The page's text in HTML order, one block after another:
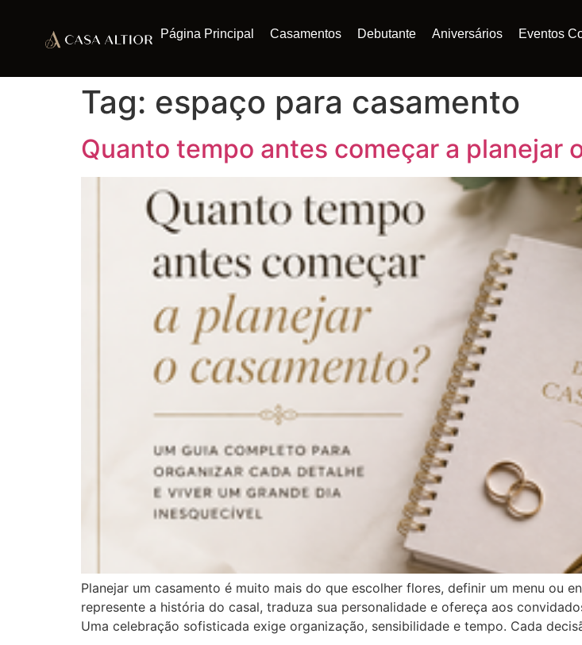
Página Principal Casamentos Debutante Aniversários Eventos
Tag: espaço para casamento
Quanto tempo antes começar a planejar
Planejar um casamento é muito mais do que escolher flores, definir um menu ou
represente a história do casal, traduza sua personalidade e ofereça aos
Uma celebração sofisticada exige organização, sensibilidade e tempo. Cada